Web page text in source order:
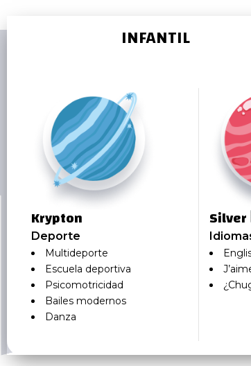
INFANTIL
Krypton
Deporte
Multideporte
Escuela deportiva
Psicomotricidad
Bailes modernos
Danza
Silver